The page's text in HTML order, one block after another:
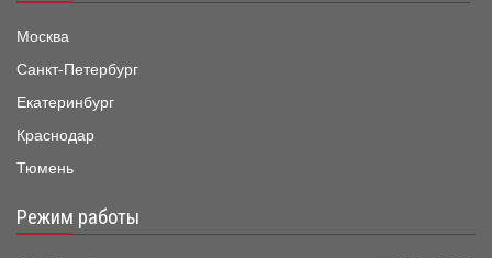
Москва
Санкт-Петербург
Екатеринбург
Краснодар
Тюмень
Режим работы